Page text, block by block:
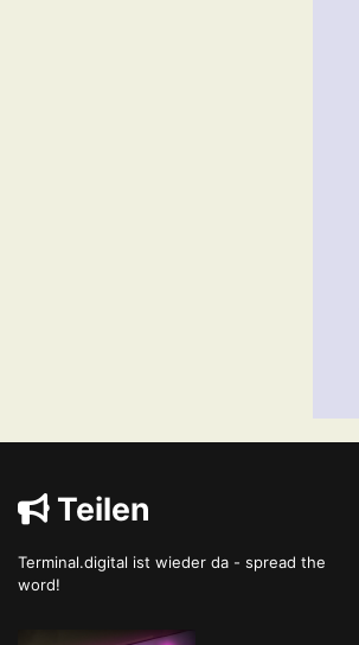
Teilen
Terminal.digital ist wieder da - spread the
word!